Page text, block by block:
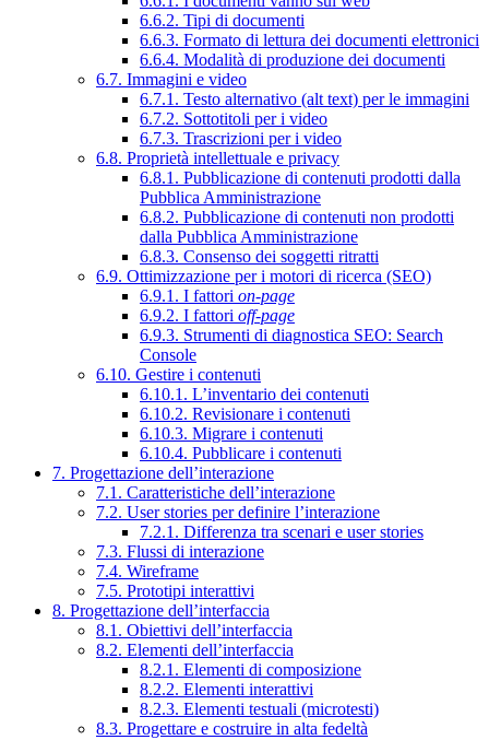
6.6.2. Tipi di documenti
6.6.3. Formato di lettura dei documenti elettronici
6.6.4. Modalità di produzione dei documenti
6.7. Immagini e video
6.7.1. Testo alternativo (alt text) per le immagini
6.7.2. Sottotitoli per i video
6.7.3. Trascrizioni per i video
6.8. Proprietà intellettuale e privacy
6.8.1. Pubblicazione di contenuti prodotti dalla
Pubblica Amministrazione
6.8.2. Pubblicazione di contenuti non prodotti
dalla Pubblica Amministrazione
6.8.3. Consenso dei soggetti ritratti
6.9. Ottimizzazione per i motori di ricerca (SEO)
6.9.1. I fattori on-page
6.9.2. I fattori off-page
6.9.3. Strumenti di diagnostica SEO: Search
Console
6.10. Gestire i contenuti
6.10.1. L’inventario dei contenuti
6.10.2. Revisionare i contenuti
6.10.3. Migrare i contenuti
6.10.4. Pubblicare i contenuti
7. Progettazione dell’interazione
7.1. Caratteristiche dell’interazione
7.2. User stories per definire l’interazione
7.2.1. Differenza tra scenari e user stories
7.3. Flussi di interazione
7.4. Wireframe
7.5. Prototipi interattivi
8. Progettazione dell’interfaccia
8.1. Obiettivi dell’interfaccia
8.2. Elementi dell’interfaccia
8.2.1. Elementi di composizione
8.2.2. Elementi interattivi
8.2.3. Elementi testuali (microtesti)
8.3. Progettare e costruire in alta fedeltà